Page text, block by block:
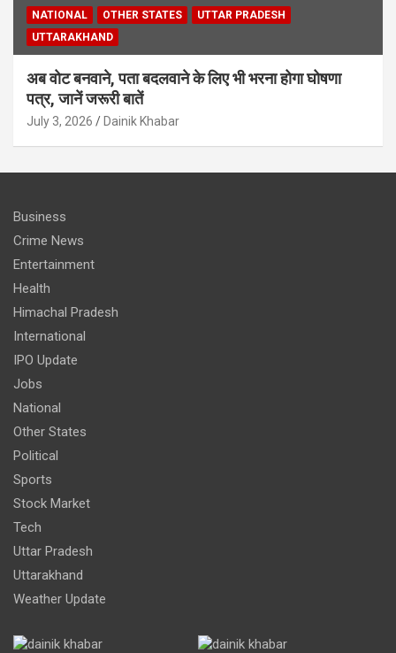
NATIONAL OTHER STATES
UTTAR PRADESH
UTTARAKHAND
अब वोट बनवाने, पता बदलवाने के लिए भी भरना होगा घोषणा
पत्र, जानें जरूरी बातें
July 3, 2026 Dainik Khabar
Business
Crime News
Entertainment
Health
Himachal Pradesh
International
IPO Update
Jobs
National
Other States
Political
Sports
Stock Market
Tech
Uttar Pradesh
Uttarakhand
Weather Update